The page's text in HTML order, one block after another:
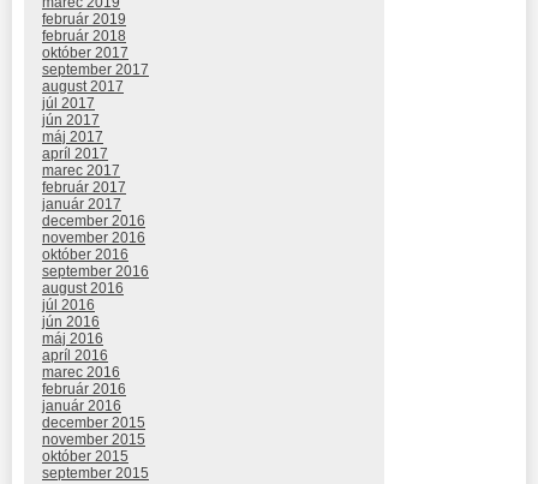
február 2019
február 2018
október 2017
september 2017
august 2017
júl 2017
jún 2017
máj 2017
apríl 2017
marec 2017
február 2017
január 2017
december 2016
november 2016
október 2016
september 2016
august 2016
júl 2016
jún 2016
máj 2016
apríl 2016
marec 2016
február 2016
január 2016
december 2015
november 2015
október 2015
september 2015